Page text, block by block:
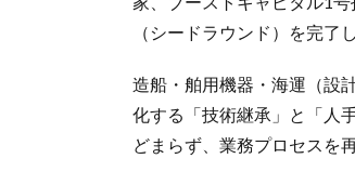
（シードラウンド）を完了
造船・舶用機器・海運（設
化する「技術継承」と「人
どまらず、業務プロセスを